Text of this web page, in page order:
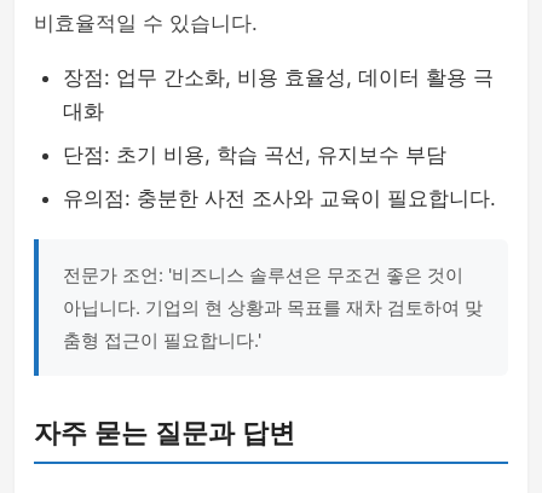
비효율적일 수 있습니다.
장점: 업무 간소화, 비용 효율성, 데이터 활용 극
대화
단점: 초기 비용, 학습 곡선, 유지보수 부담
유의점: 충분한 사전 조사와 교육이 필요합니다.
전문가 조언: '비즈니스 솔루션은 무조건 좋은 것이
아닙니다. 기업의 현 상황과 목표를 재차 검토하여 맞
춤형 접근이 필요합니다.'
자주 묻는 질문과 답변